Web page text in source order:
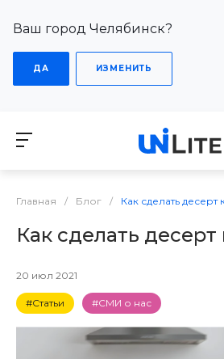
Ваш город Челябинск?
ДА ИЗМЕНИТЬ
Главная / Блог / Как сделать десерт
Как сделать
20 июл 2021
#Статьи #СМИ о нас